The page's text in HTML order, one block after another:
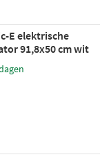
E elektrische
91,8x50 cm wit